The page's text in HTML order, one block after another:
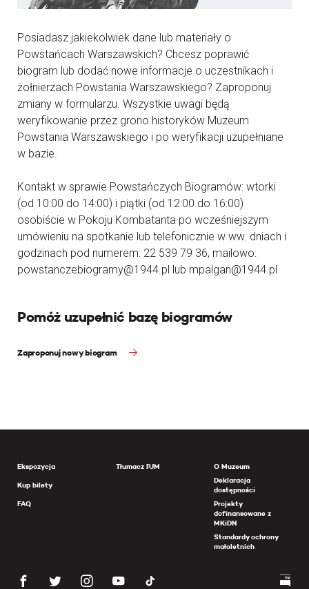
Posiadasz jakiekolwiek dane lub materiały o
Powstańcach Warszawskich? Chcesz poprawić
biogram lub dodać nowe informacje o uczestnikach i
żołnierzach Powstania Warszawskiego? Zaproponuj
zmiany w formularzu. Wszystkie uwagi będą
weryfikowanie przez grono historyków Muzeum
Powstania Warszawskiego i po weryfikacji uzupełniane
w bazie.
Kontakt w sprawie Powstańczych Biogramów: wtorki
(od 10:00 do 14:00) i piątki (od 12:00 do 16:00)
osobiście w Pokoju Kombatanta po wcześniejszym
umówieniu na spotkanie lub telefonicznie w ww. dniach i
godzinach pod numerem: 22 539 79 36, mailowo:
powstanczebiogramy@1944.pl lub mpalgan@1944.pl
Pomóż uzupełnić bazę biogramów
Zaproponuj nowy biogram
Ekspozycja
Kup bilety
FAQ
Tłumacz PJM
O Muzeum
Deklaracja
dostępności
Projekty
dofinansowane z
MKiDN
Standardy ochrony
małoletnich